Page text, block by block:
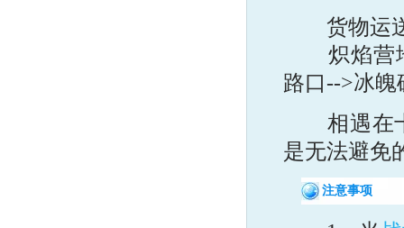
货物运送
炽焰营地
路口-->冰魄
相遇在十
是无法避免
注意事项